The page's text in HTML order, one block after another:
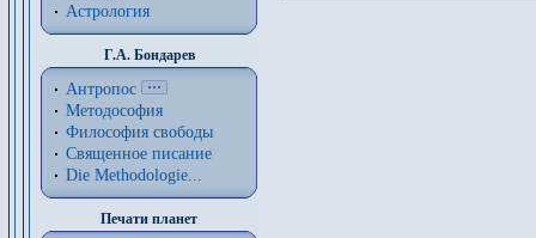
Астрология
Г.А. Бондарев
Антропос
Методософия
Философия cвободы
Священное писание
Die Methodologie...
Печати планет